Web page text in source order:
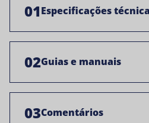
01Especificações
02Guias e manuais
03Comentários